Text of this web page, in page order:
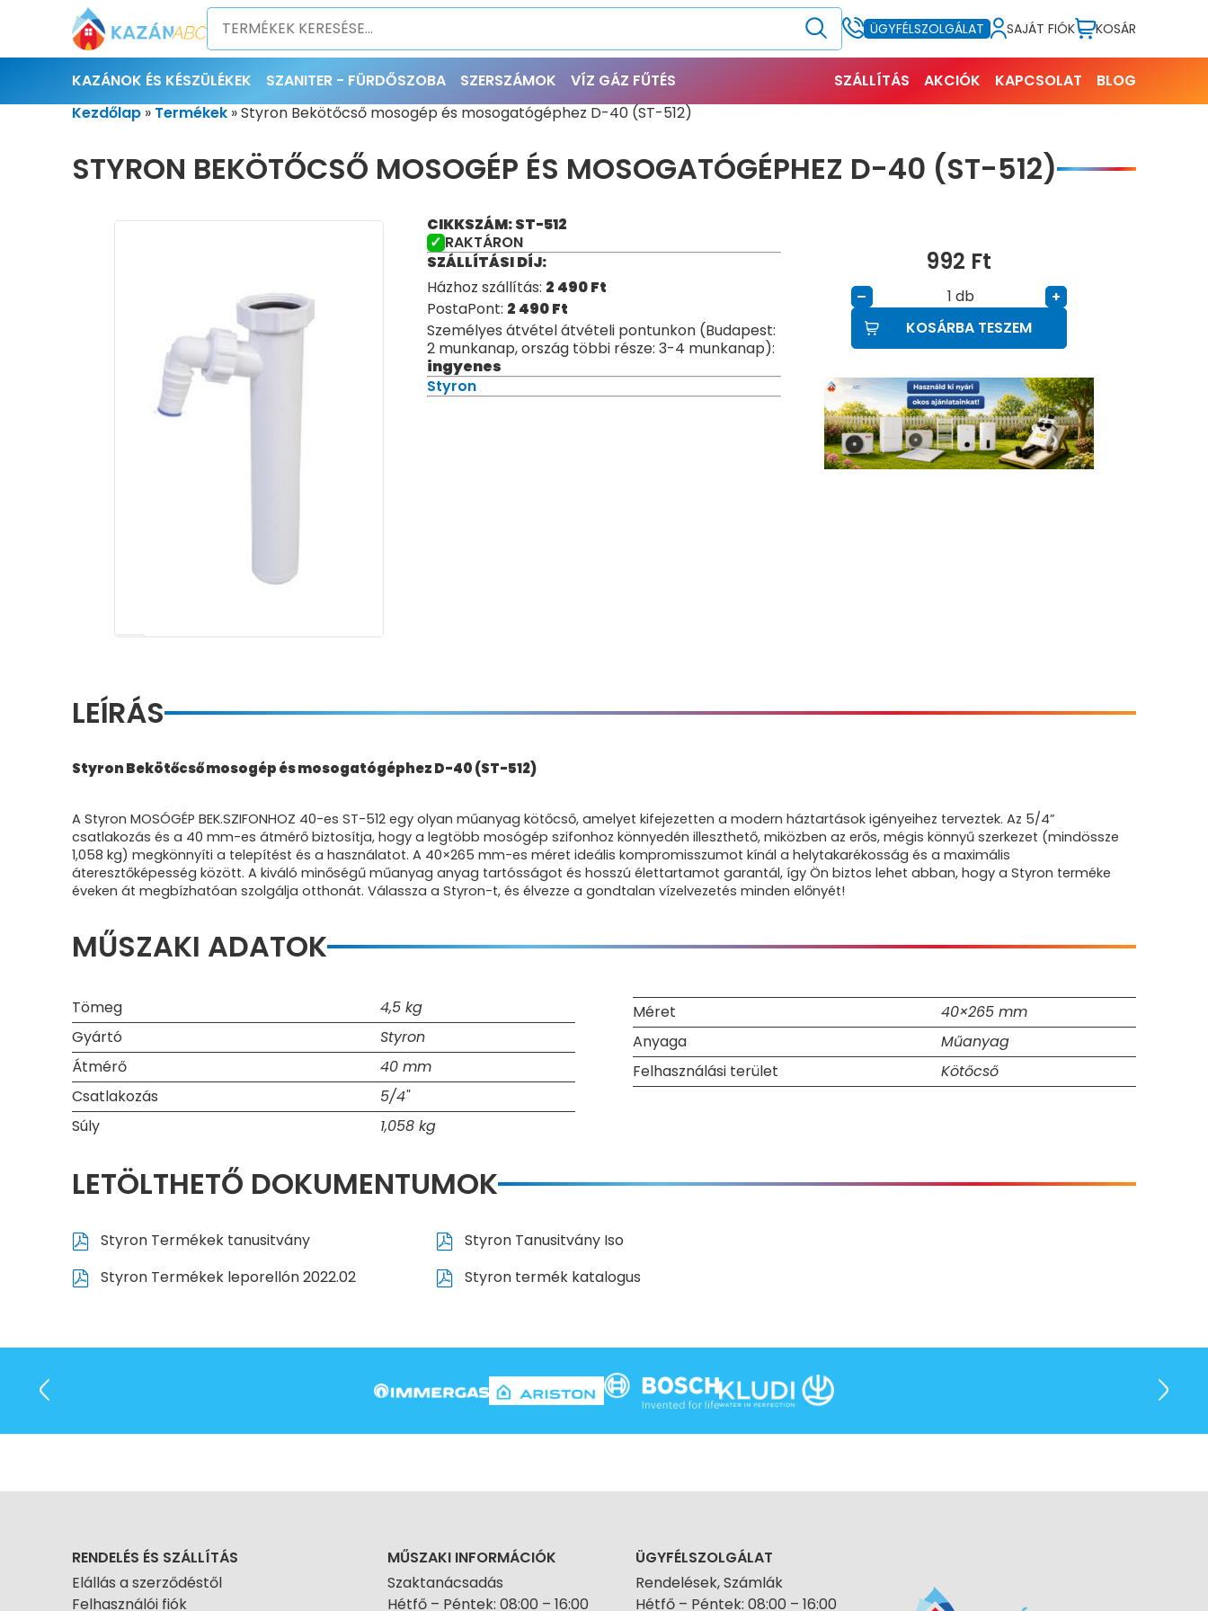
ÜGYFÉLSZOLGÁLAT SAJÁT FIÓK KOSÁR
KAZÁNOK ÉS KÉSZÜLÉKEK SZANITER - FÜRDŐSZOBA SZERSZÁMOK VÍZ GÁZ FŰTÉS SZÁLLÍTÁS AKCIÓK KAPCSOLAT
BLOG
Kezdőlap » Termékek »Styron Bekötőcső mosogép és mosogatógéphez D-40 (ST-512)
STYRON BEKÖTŐCSŐ MOSOGÉP ÉS MOSOGATÓGÉPHEZ D-40 (ST-512)
CIKKSZÁM: ST-512
RAKTÁRON
SZÁLLÍTÁSI DÍJ:
Házhoz szállítás: 2 490Ft
PostaPont: 2 490Ft
Személyes átvétel átvételi pontunkon (Budapest:
2 munkanap, ország többi része: 3-4 munkanap):
ingyenes
Styron
992 Ft
– db
+
KOSÁRBA TESZEM
LEÍRÁS
Styron Bekötőcső mosogép és mosogatógéphez D-40 (ST-512)
A Styron MOSÓGÉP BEK.SZIFONHOZ 40-es ST-512 egy olyan műanyag kötőcső, amelyet kifejezetten a modern háztartások igényeihez terveztek. Az 5/4”
csatlakozás és a 40 mm-es átmérő biztosítja, hogy a legtöbb mosógép szifonhoz könnyedén illeszthető, miközben az erős, mégis könnyű szerkezet (mindössze
1,058 kg) megkönnyíti a telepítést és a használatot. A 40×265 mm-es méret ideális kompromisszumot kínál a helytakarékosság és a maximális
áteresztőképesség között. A kiváló minőségű műanyag anyag tartósságot és hosszú élettartamot garantál, így Ön biztos lehet abban, hogy a Styron terméke
éveken át megbízhatóan szolgálja otthonát. Válassza a Styron-t, és élvezze a gondtalan vízelvezetés minden előnyét!
MŰSZAKI ADATOK
Tömeg
4,5 kg
Gyártó
Styron
Átmérő
40 mm
Csatlakozás
5/4"
Súly
1,058 kg
Méret
40×265 mm
Anyaga
Műanyag
Felhasználási terület
Kötőcső
LETÖLTHETŐ DOKUMENTUMOK
Styron Termékek tanusitvány
Styron Termékek leporellón 2022.02
Styron Tanusitvány Iso
Styron termék katalogus
RENDELÉS ÉS SZÁLLÍTÁS
Elállás a szerződéstől
Felhasználói fiók
MŰSZAKI INFORMÁCIÓK
Szaktanácsadás
Hétfő – Péntek: 08:00 – 16:00
ÜGYFÉLSZOLGÁLAT
Rendelések, Számlák
Hétfő – Péntek: 08:00 – 16:00